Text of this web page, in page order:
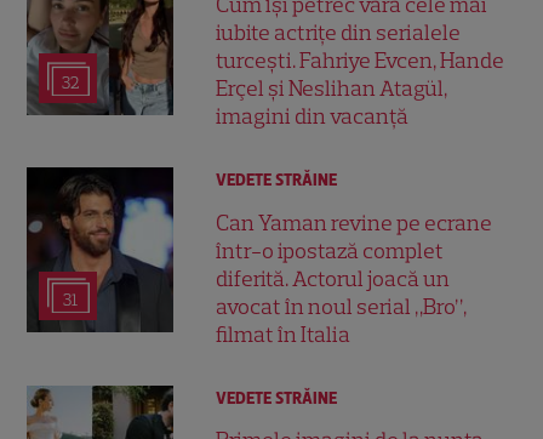
32
Cum își petrec vara cele mai
iubite actrițe din serialele
turcești. Fahriye Evcen, Hande
Erçel și Neslihan Atagül,
imagini din vacanță
31
VEDETE STRĂINE
Can Yaman revine pe ecrane
într-o ipostază complet
diferită. Actorul joacă un
avocat în noul serial „Bro”,
filmat în Italia
VEDETE STRĂINE